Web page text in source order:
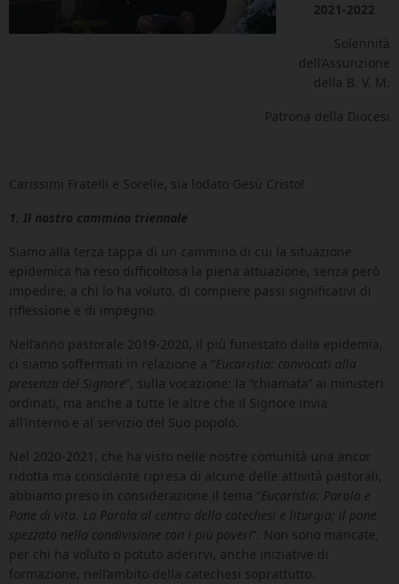
2021-2022
Solennità
dell’Assunzione
della B. V. M.
Patrona della Diocesi
Carissimi Fratelli e Sorelle, sia lodato Gesù Cristo!
1. Il nostro cammino triennale
Siamo alla terza tappa di un cammino di cui la situazione
epidemica ha reso difficoltosa la piena attuazione, senza però
impedire, a chi lo ha voluto, di compiere passi significativi di
riflessione e di impegno.
Nell’anno pastorale 2019-2020, il più funestato dalla epidemia,
ci siamo soffermati in relazione a “Eucaristia: convocati alla
presenza del Signore”, sulla vocazione: la “chiamata” ai ministeri
ordinati, ma anche a tutte le altre che il Signore invia
all’interno e al servizio del Suo popolo.
Nel 2020-2021, che ha visto nelle nostre comunità una ancor
ridotta ma consolante ripresa di alcune delle attività pastorali,
abbiamo preso in considerazione il tema “Eucaristia: Parola e
Pane di vita. La Parola al centro della catechesi e liturgia; il pane
spezzato nella condivisione con i più poveri”. Non sono mancate,
per chi ha voluto o potuto aderirvi, anche iniziative di
formazione, nell’ambito della catechesi soprattutto.